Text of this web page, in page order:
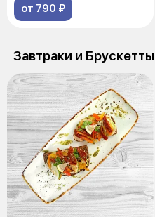
от 790 ₽
Завтраки и Брускетты